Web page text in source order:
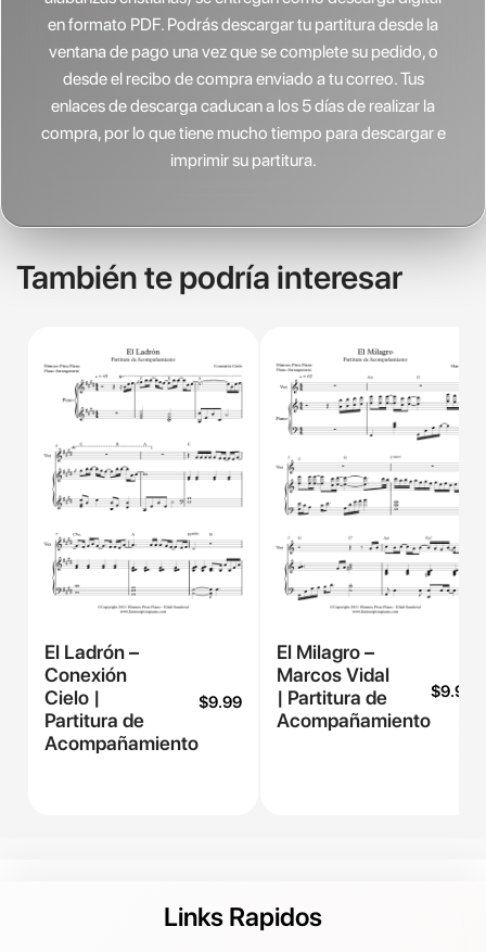
en formato PDF. Podrás descargar tu partitura desde la
ventana de pago una vez que se complete su pedido, o
desde el recibo de compra enviado a tu correo. Tus
enlaces de descarga caducan a los 5 días de realizar la
compra, por lo que tiene mucho tiempo para descargar e
imprimir su partitura.
También te podría interesar
El Ladrón –
Conexión
Cielo |
Partitura de
Acompañamiento
$9.99
El Milagro –
Marcos Vidal
| Partitura de
Acompañamiento
$9.99
Links Rapidos